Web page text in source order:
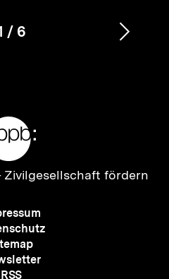
Karussellinhalt
von
/ 6
Zivilgesellschaft fördern
Meta-
Navigation
RSS